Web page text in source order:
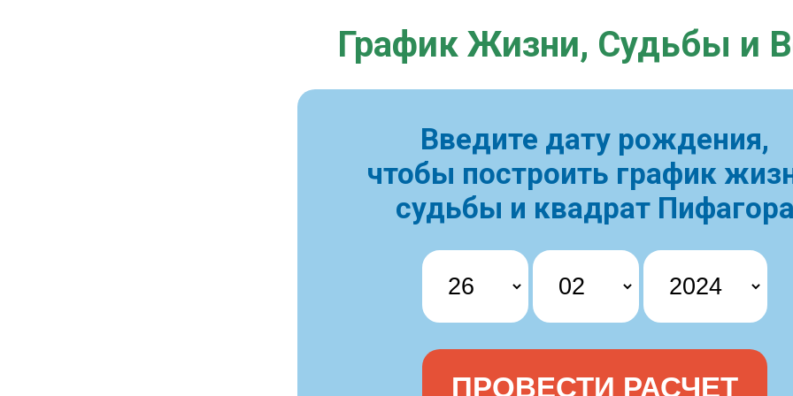
График Жизни, Судьбы и
Введите дату рождения,
чтобы построить график
судьбы и квадрат Пифагора
ПРОВЕСТИ РАСЧЕТ